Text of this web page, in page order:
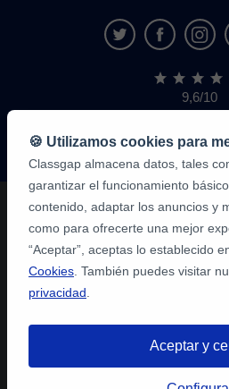
9,6/10
1,339,284
alumnos
🍪 Utilizamos cookies para
Classgap almacena datos, tales
garantizar el funcionamiento
contenido, adaptar los anuncios y
como para ofrecerte una mejor
“Aceptar”, aceptas lo establecido
Cookies . También puedes visitar
privacidad
Aceptar y